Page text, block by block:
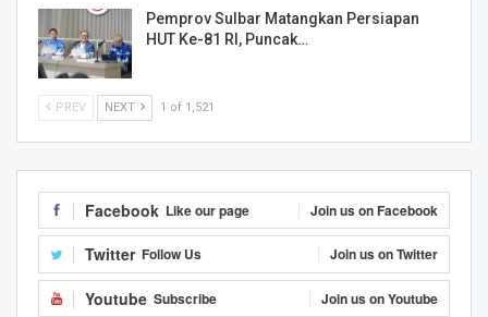
Pemprov Sulbar Matangkan Persiapan
HUT Ke-81 RI, Puncak…
PREV NEXT 1 of 1,521
Facebook Like our page Join us on Facebook
Twitter Follow Us Join us on Twitter
Youtube Subscribe Join us on Youtube